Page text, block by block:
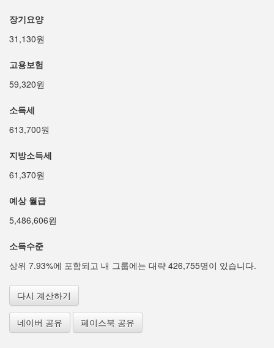
장기요양
31,130원
고용보험
59,320원
소득세
613,700원
지방소득세
61,370원
예상 월급
5,486,606원
소득수준
상위 7.93%에 포함되고 내 그룹에는 대략 426,755명이 있습니다.
다시 계산하기
네이버 공유 페이스북 공유